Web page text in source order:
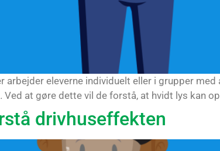
eleverne individuelt eller i grupper
at gøre dette vil de forstå, at hvidt lys kan
drivhuseffekten